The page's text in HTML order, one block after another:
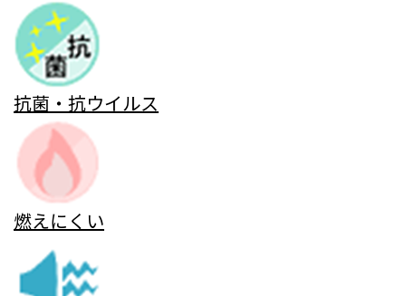
抗菌・抗ウイルス
燃えにくい